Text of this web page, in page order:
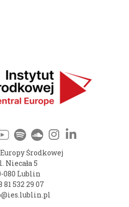
Środkowej
Niecała 5
080 Lublin
81 532 29 07